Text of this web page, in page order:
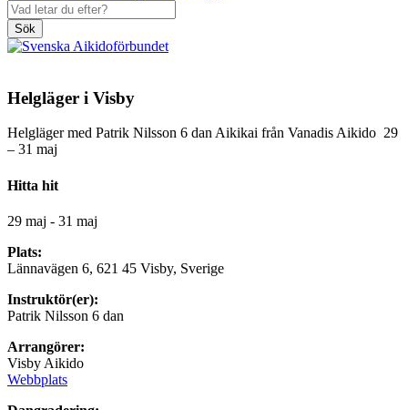
Sök
Helgläger i Visby
Helgläger med Patrik Nilsson 6 dan Aikikai från Vanadis Aikido 29
– 31 maj
Hitta hit
29 maj - 31 maj
Plats:
Lännavägen 6, 621 45 Visby, Sverige
Instruktör(er):
Patrik Nilsson 6 dan
Arrangörer:
Visby Aikido
Webbplats